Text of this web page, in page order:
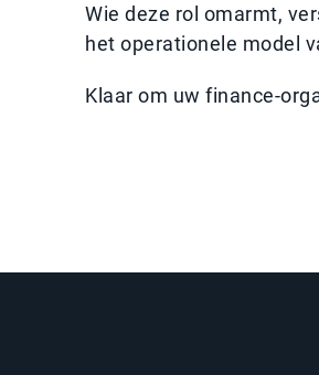
Wie deze rol omarmt,
het operationele model
Klaar om uw finance-